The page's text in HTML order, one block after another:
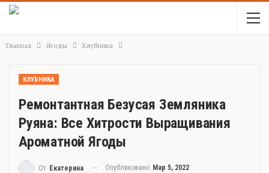
Главная Ягоды Клубника
КЛУБНИКА
Ремонтантная Безусая Земляника
Руяна: Все Хитрости Выращивания
Ароматной Ягоды
От Екатерина Опубликовано Мар 5, 2022